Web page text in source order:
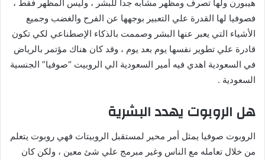
هيبورن ولها تصرف ومظهر مشابه جدا للبشر ، وليس المظهر فقط ،
فصوفيا لها القدرة علي التعبير بوجهها عن الفرح والغضب وجميع
الأشياء التي يعبر عنها البشر وصممت بالذكاء الإصطناعي لكي تكون
قادرة علي تطوير نفسها يوم بعد يوم ، وقد كان هناك مؤتمر بالرياض
في السعودية اهدي فيه أمير السعودية الي الروبيت “صوفيا” الجنسية
السعودية .
هل الروبوت يهدد البشرية
الروبوت صوفيا يمثل أمر محير لمستقبل الروبيتات فهي روبوت يتعلم
من خلال تعامله مع الناس وغير مبرمج علي شئ معين ، ولكن كان